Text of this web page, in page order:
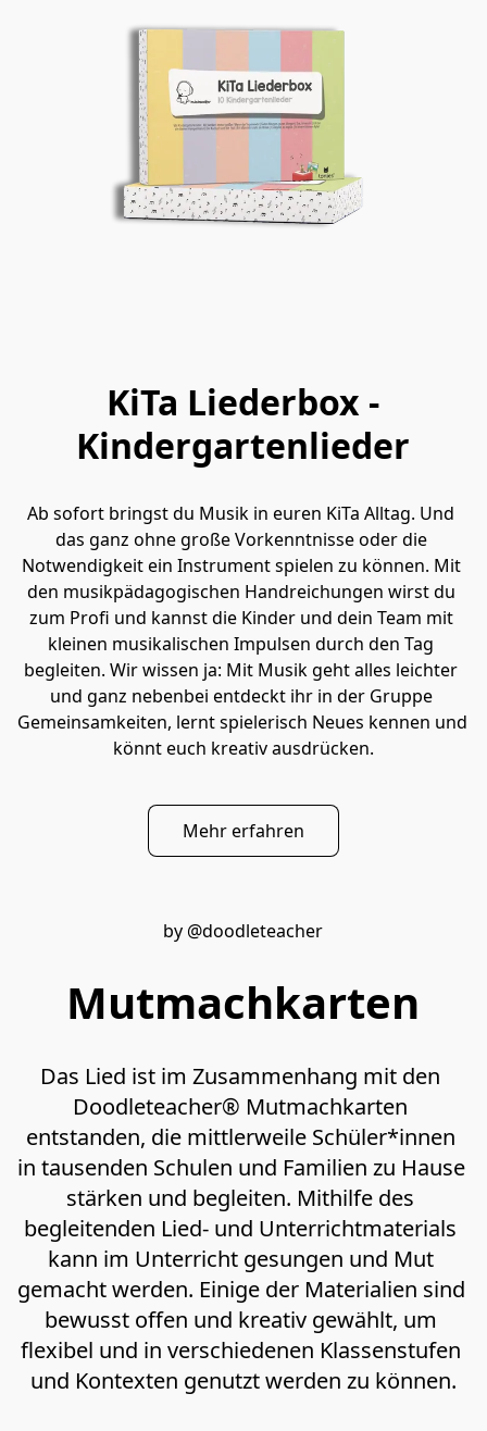
KiTa Liederbox -
Kindergartenlieder
Ab sofort bringst du Musik in euren KiTa Alltag. Und
das ganz ohne große Vorkenntnisse oder die
Notwendigkeit ein Instrument spielen zu können. Mit
den musikpädagogischen Handreichungen wirst du
zum Profi und kannst die Kinder und dein Team mit
kleinen musikalischen Impulsen durch den Tag
begleiten. Wir wissen ja: Mit Musik geht alles leichter
und ganz nebenbei entdeckt ihr in der Gruppe
Gemeinsamkeiten, lernt spielerisch Neues kennen und
könnt euch kreativ ausdrücken.
Mehr erfahren
by @doodleteacher
Mutmachkarten
Das Lied ist im Zusammenhang mit den
Doodleteacher® Mutmachkarten
entstanden, die mittlerweile Schüler*innen
in tausenden Schulen und Familien zu Hause
stärken und begleiten. Mithilfe des
begleitenden Lied- und Unterrichtmaterials
kann im Unterricht gesungen und Mut
gemacht werden. Einige der Materialien sind
bewusst offen und kreativ gewählt, um
flexibel und in verschiedenen Klassenstufen
und Kontexten genutzt werden zu können.